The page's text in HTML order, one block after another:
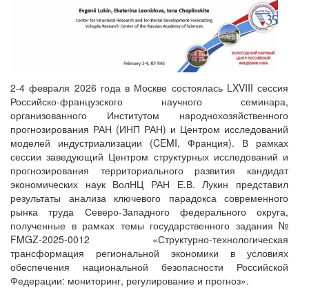
2-4 февраля 2026 года в Москве состоялась LXVIII сессия
Российско-французского научного семинара,
организованного Институтом народнохозяйственного
прогнозирования РАН (ИНП РАН) и Центром исследований
моделей индустриализации (CEMI, Франция). В рамках
сессии заведующий Центром структурных исследований и
прогнозирования территориального развития кандидат
экономических наук ВолНЦ РАН Е.В. Лукин представил
результаты анализа ключевого парадокса современного
рынка труда Северо-Западного федерального округа,
полученные в рамках темы государственного задания №
FMGZ-2025-0012 «Структурно-технологическая
трансформация региональной экономики в условиях
обеспечения национальной безопасности Российской
Федерации: мониторинг, регулирование и прогноз».